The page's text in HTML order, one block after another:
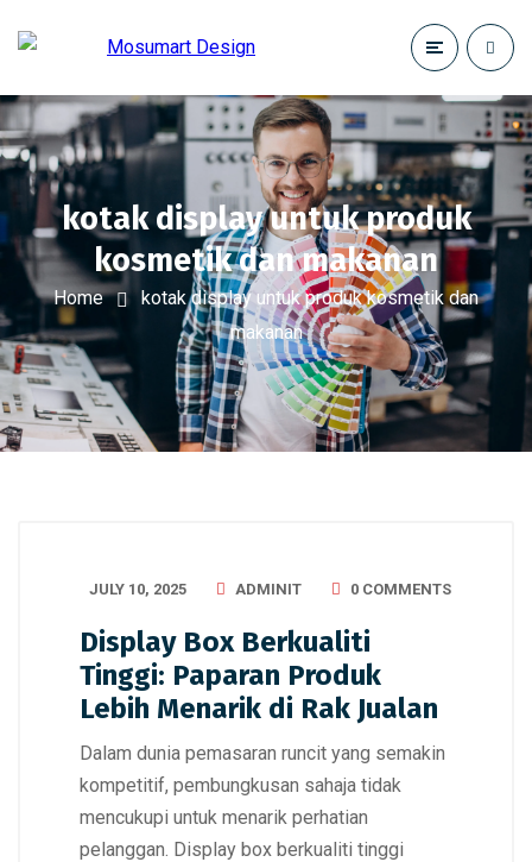
kotak display untuk produk
kosmetik dan makanan
Home
kotak display untuk produk kosmetik dan
makanan
JULY 10, 2025 ADMINIT 0 COMMENTS
Display Box Berkualiti
Tinggi: Paparan Produk
Lebih Menarik di Rak Jualan
Dalam dunia pemasaran runcit yang semakin
kompetitif, pembungkusan sahaja tidak
mencukupi untuk menarik perhatian
pelanggan. Display box berkualiti tinggi